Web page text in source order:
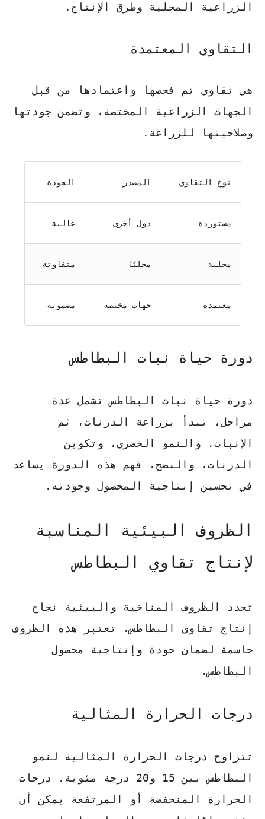
الزراعية المحلية وطرق الإنتاج.
التقاوي المعتمدة
هي تقاوي تم فحصها واعتمادها من قبل
الجهات الزراعية المختصة، وتضمن جودتها
وصلاحيتها للزراعة.
نوع التقاوي المصدر الجودة
مستوردة دول أخرى عالية
محلية محليًا متفاوتة
معتمدة جهات مختصة مضمونة
دورة حياة نبات البطاطس
دورة حياة نبات البطاطستشمل عدة
مراحل، تبدأ بزراعة الدرنات، ثم
الإنبات، والنمو الخضري، وتكوين
الدرنات، والنضج. فهم هذه الدورة يساعد
في تحسين إنتاجية المحصول وجودته.
الظروف البيئية المناسبة
لإنتاج تقاوي البطاطس
تحدد الظروف المناخية والبيئية نجاح
إنتاج تقاوي البطاطس. تعتبر هذه الظروف
حاسمة لضمان جودة وإنتاجية محصول
البطاطس.
درجات الحرارة المثالية
تتراوح درجات الحرارة المثالية لنمو
البطاطس بين 15 و20 درجة مئوية. درجات
الحرارة المنخفضة أو المرتفعة يمكن أن